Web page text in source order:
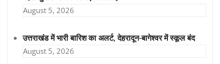
August 5, 2026
उत्तराखंड में भारी बारिश का अलर्ट, देहरादून-बागेश्वर में स्कूल बंद
August 5, 2026